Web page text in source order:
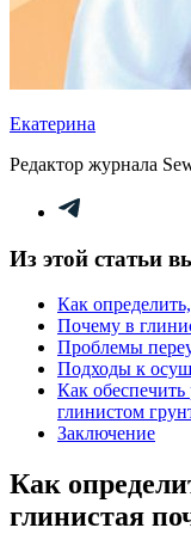
Екатерина
Редактор журнала
Из этой статьи
Как
Почему в
Проблемы
Подходы к
Как
глинистом
Заключение
Как
глинистая